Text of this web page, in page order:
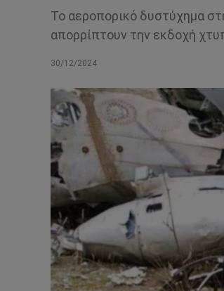
Το αεροπορικό δυστύχημα
απορρίπτουν την εκδοχή
30/12/2024